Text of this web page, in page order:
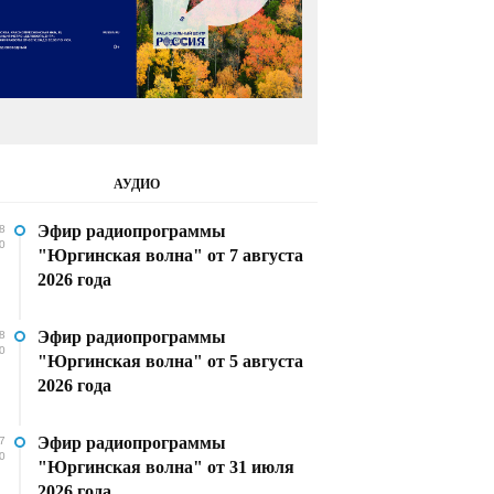
АУДИО
Эфир радиопрограммы
"Юргинская волна" от 7 августа
2026 года
Эфир радиопрограммы
"Юргинская волна" от 5 августа
2026 года
Эфир радиопрограммы
"Юргинская волна" от 31 июля